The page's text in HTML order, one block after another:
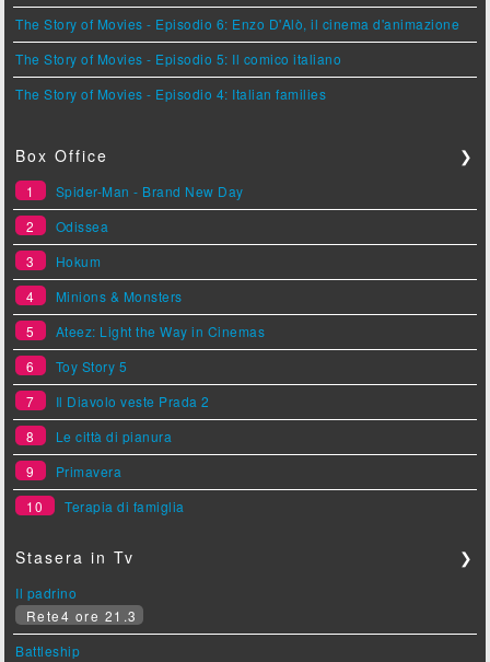
The Story of Movies - Episodio 6: Enzo D'Alò, il cinema d'animazione
The Story of Movies - Episodio 5: Il comico italiano
The Story of Movies - Episodio 4: Italian families
Box Office ❯
1
Spider-Man - Brand New Day
2
Odissea
3
Hokum
4
Minions & Monsters
5
Ateez: Light the Way in Cinemas
6
Toy Story 5
7
Il Diavolo veste Prada 2
8
Le città di pianura
9
Primavera
10
Terapia di famiglia
Stasera in Tv ❯
Il padrino
Rete4 ore 21.3
Battleship